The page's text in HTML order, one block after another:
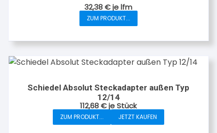
32,38€jelfm
ZUM PRODUKT...
Schiedel Absolut Steckadapter außen Typ
12/14
112,68€je Stück
ZUM PRODUKT... JETZT KAUFEN